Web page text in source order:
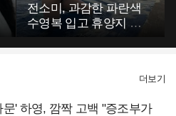
전소미, 과감한 파란색
수영복 입고 휴양지 포
문' 하영, 깜짝 고백 "증조부가
더보기